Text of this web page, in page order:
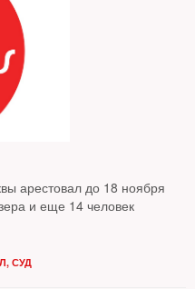
арестовал до 18 ноября
и еще 14 человек
, СУД